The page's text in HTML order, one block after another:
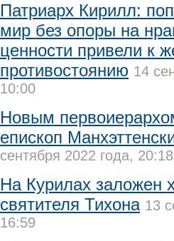
Патриарх Кирилл:
мир без опоры на
ценности привели к
противостоянию 14
10:00
Новым
епископ
сентября 2022 года, 20:18
На Курилах заложен
святителя Тихона 13
16:59